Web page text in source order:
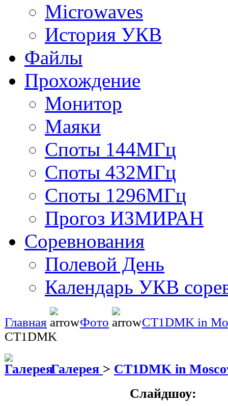
Microwaves
История УКВ
Файлы
Прохождение
Монитор
Маяки
Споты 144МГц
Споты 432МГц
Споты 1296МГц
Прогоз ИЗМИРАН
Соревнования
Полевой День
Календарь УКВ
Главная Фото
CT1DMK in
CT1DMK
Галерея > CT1DMK in
Слайдшоу: